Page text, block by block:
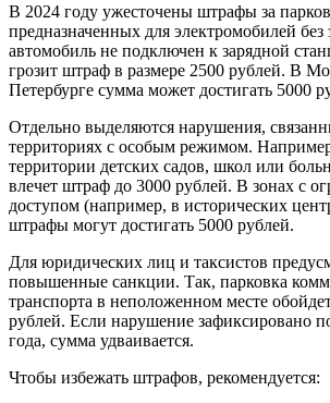
В 2024 году ужесточены штрафы за
предназначенных для электромобилей без
автомобиль не подключен к зарядной
грозит штраф в размере 2500 рублей. В
Петербурге сумма может достигать 5000
Отдельно выделяются нарушения,
территориях с особым режимом.
территории детских садов, школ или
влечет штраф до 3000 рублей. В зонах с
доступом (например, в исторических
штрафы могут достигать 5000 рублей.
Для юридических лиц и таксистов
повышенные санкции. Так, парковка
транспорта в неположенном месте
рублей. Если нарушение зафиксировано
года, сумма удваивается.
Чтобы избежать штрафов, рекомендуется: